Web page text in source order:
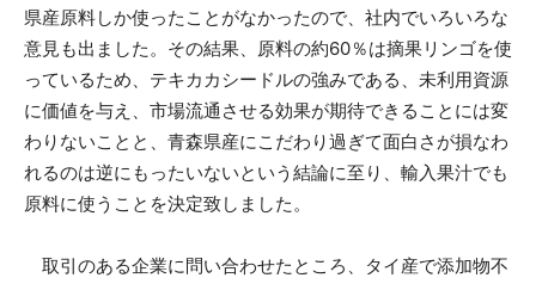
県産原料しか使ったことがなかったので、社内でいろいろな
意見も出ました。その結果、原料の約60％は摘果リンゴを使
っているため、テキカカシードルの強みである、未利用資源
に価値を与え、市場流通させる効果が期待できることには変
わりないことと、青森県産にこだわり過ぎて面白さが損なわ
れるのは逆にもったいないという結論に至り、輸入果汁でも
原料に使うことを決定致しました。
取引のある企業に問い合わせたところ、タイ産で添加物不